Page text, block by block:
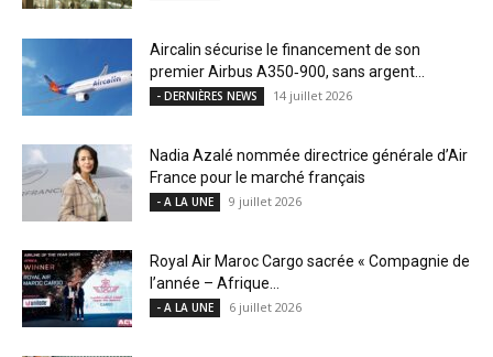
Aircalin sécurise le financement de son
premier Airbus A350‑900, sans argent...
- DERNIÈRES NEWS 14 juillet 2026
Nadia Azalé nommée directrice générale d’Air
France pour le marché français
- A LA UNE 9 juillet 2026
Royal Air Maroc Cargo sacrée « Compagnie de
l’année – Afrique...
- A LA UNE 6 juillet 2026